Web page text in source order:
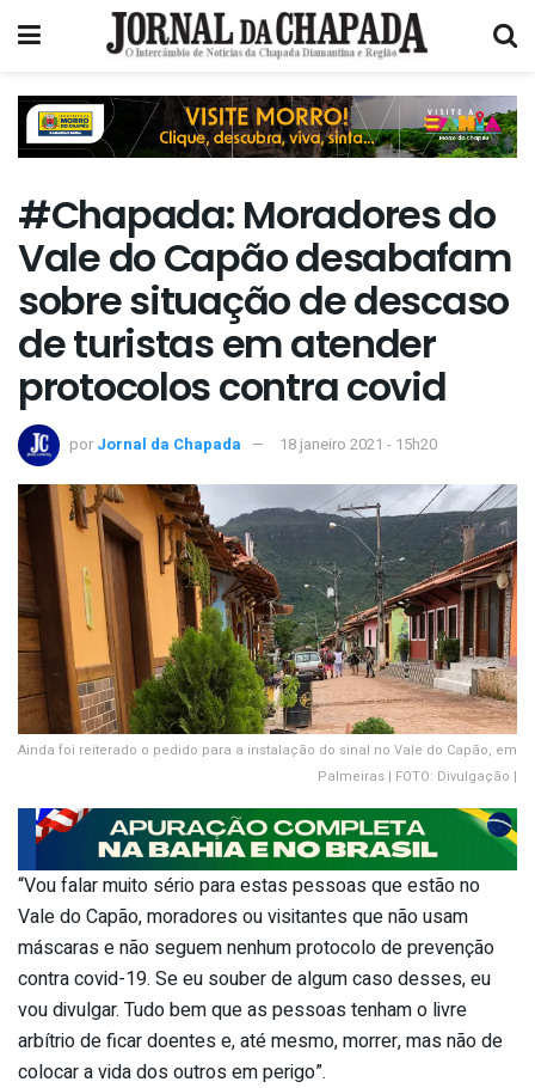
#Chapada: Moradores do
Vale do Capão desabafam
sobre situação de descaso
de turistas em atender
protocolos contra covid
por Jornal da Chapada 18 janeiro 2021 - 15h20
Ainda foi reiterado o pedido para a instalação do sinal no Vale do Capão, em
Palmeiras | FOTO: Divulgação |
“Vou falar muito sério para estas pessoas que estão no
Vale do Capão, moradores ou visitantes que não usam
máscaras e não seguem nenhum protocolo de prevenção
contra covid-19. Se eu souber de algum caso desses, eu
vou divulgar. Tudo bem que as pessoas tenham o livre
arbítrio de ficar doentes e, até mesmo, morrer, mas não de
colocar a vida dos outros em perigo”.